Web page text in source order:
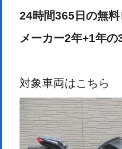
24時間365日の無
メーカー2年+1年
対象車両はこちら